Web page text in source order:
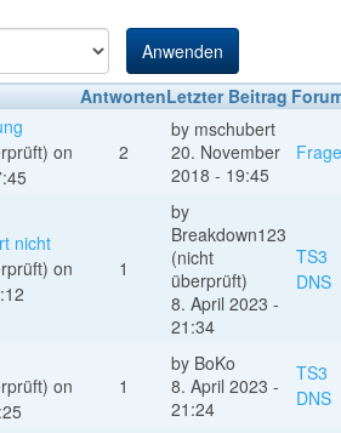
Anwenden
AntwortenLetzter Beitrag
on
2
by mschubert
20. November
2018 - 19:45
nicht
on
1
by
Breakdown123
(nicht
überprüft)
8. April 2023 -
21:34
TS3
DNS
on
1
by BoKo
8. April 2023 -
21:24
TS3
DNS